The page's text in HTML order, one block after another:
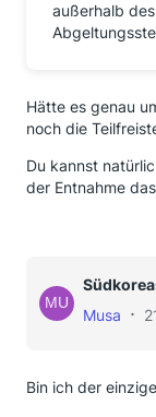
außerhalb
Hätte es genau
noch die
Du kannst
der Entnahme
Musa
Bin ich der